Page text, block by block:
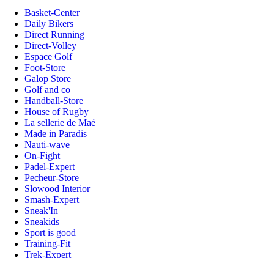
Basket-Center
Daily Bikers
Direct Running
Direct-Volley
Espace Golf
Foot-Store
Galop Store
Golf and co
Handball-Store
House of Rugby
La sellerie de Maé
Made in Paradis
Nauti-wave
On-Fight
Padel-Expert
Pecheur-Store
Slowood Interior
Smash-Expert
Sneak'In
Sneakids
Sport is good
Training-Fit
Trek-Expert